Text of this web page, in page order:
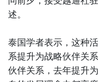
述。
泰国学者表示，这种
系提升为战略伙伴关
伙伴关系，去年提升